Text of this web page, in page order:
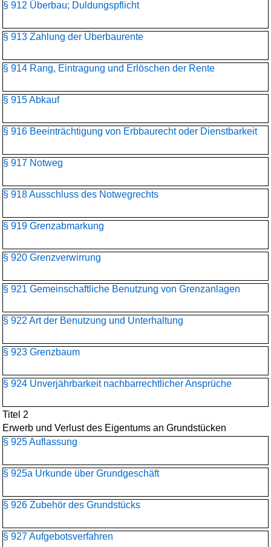
§ 912 Überbau; Duldungspflicht
§ 913 Zahlung der Überbaurente
§ 914 Rang, Eintragung und Erlöschen der Rente
§ 915 Abkauf
§ 916 Beeinträchtigung von Erbbaurecht oder Dienstbarkeit
§ 917 Notweg
§ 918 Ausschluss des Notwegrechts
§ 919 Grenzabmarkung
§ 920 Grenzverwirrung
§ 921 Gemeinschaftliche Benutzung von Grenzanlagen
§ 922 Art der Benutzung und Unterhaltung
§ 923 Grenzbaum
§ 924 Unverjährbarkeit nachbarrechtlicher Ansprüche
Titel 2
Erwerb und Verlust des Eigentums an Grundstücken
§ 925 Auflassung
§ 925a Urkunde über Grundgeschäft
§ 926 Zubehör des Grundstücks
§ 927 Aufgebotsverfahren